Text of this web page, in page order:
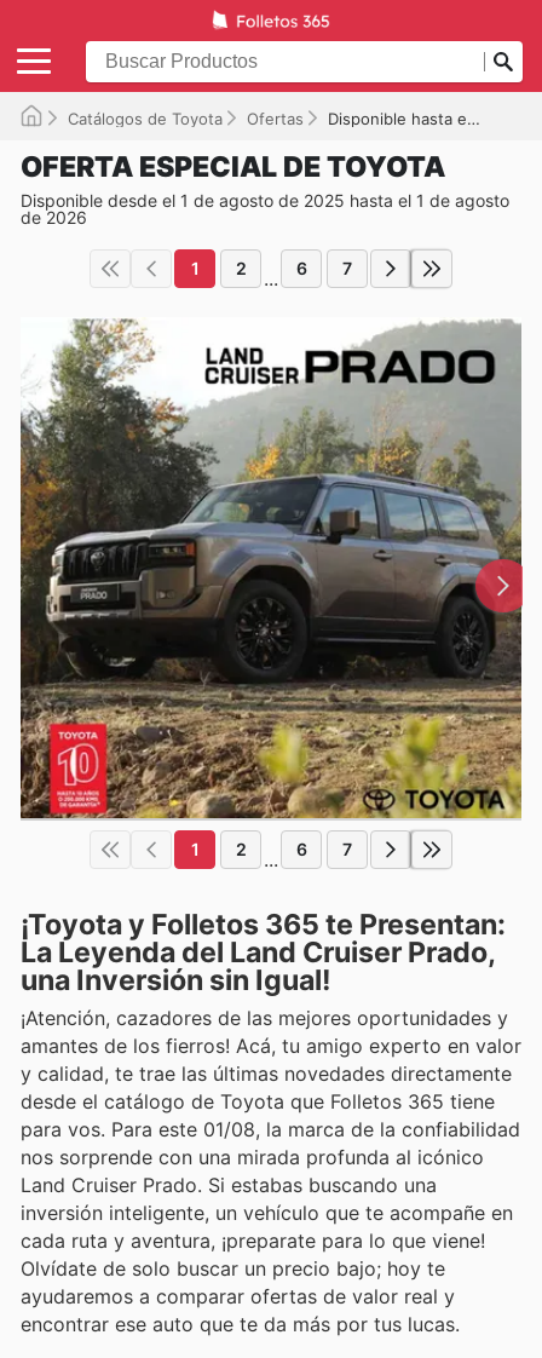
Catálogos de Toyota Ofertas Disponible hasta el 01/08/2026
OFERTA ESPECIAL DE TOYOTA
Disponible desde el 1 de agosto de 2025 hasta el 1 de agosto
de 2026
1 2 ... 6 7
1 2 ... 6 7
¡Toyota y Folletos 365 te Presentan:
La Leyenda del Land Cruiser Prado,
una Inversión sin Igual!
¡Atención, cazadores de las mejores oportunidades y
amantes de los fierros! Acá, tu amigo experto en valor
y calidad, te trae las últimas novedades directamente
desde el catálogo de Toyota que Folletos 365 tiene
para vos. Para este 01/08, la marca de la confiabilidad
nos sorprende con una mirada profunda al icónico
Land Cruiser Prado. Si estabas buscando una
inversión inteligente, un vehículo que te acompañe en
cada ruta y aventura, ¡preparate para lo que viene!
Olvídate de solo buscar un precio bajo; hoy te
ayudaremos a comparar ofertas de valor real y
encontrar ese auto que te da más por tus lucas.